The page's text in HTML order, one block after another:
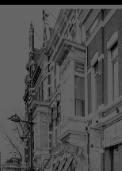
Amstelveenseweg
1075 VX Amsterdam
+31 (0)20 2332546
Lees meer